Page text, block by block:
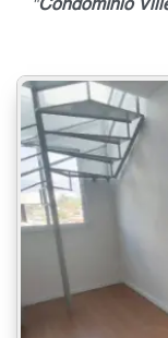
"Condomínio